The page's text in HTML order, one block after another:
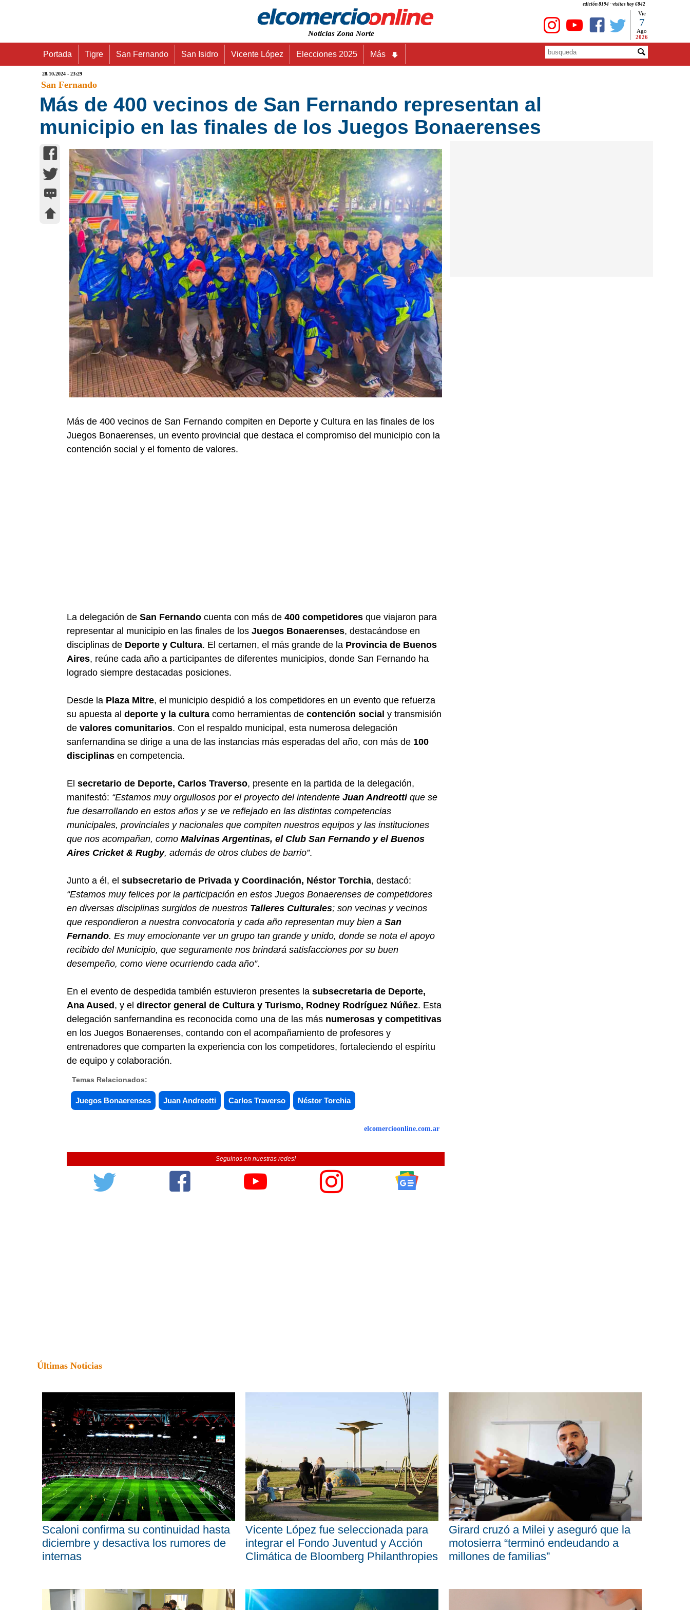
edición 8194 - visitas hoy 6842
Noticias Zona Norte
Vie
7
Ago
2026
Portada Tigre San Fernando San Isidro Vicente López Elecciones 2025 Más
28.10.2024 - 23:29
San Fernando
Más de 400 vecinos de San Fernando representan al
municipio en las finales de los Juegos Bonaerenses
Más de 400 vecinos de San Fernando compiten en Deporte y Cultura en las finales de los
Juegos Bonaerenses, un evento provincial que destaca el compromiso del municipio con la
contención social y el fomento de valores.
La delegación de San Fernando cuenta con más de 400 competidores que viajaron para
representar al municipio en las finales de los Juegos Bonaerenses, destacándose en
disciplinas de Deporte y Cultura. El certamen, el más grande de la Provincia de Buenos
Aires, reúne cada año a participantes de diferentes municipios, donde San Fernando ha
logrado siempre destacadas posiciones.
Desde la Plaza Mitre, el municipio despidió a los competidores en un evento que refuerza
su apuesta al deporte y la cultura como herramientas de contención social y transmisión
de valores comunitarios. Con el respaldo municipal, esta numerosa delegación
sanfernandina se dirige a una de las instancias más esperadas del año, con más de 100
disciplinas en competencia.
El secretario de Deporte, Carlos Traverso, presente en la partida de la delegación,
manifestó: “Estamos muy orgullosos por el proyecto del intendente Juan Andreottique se
fue desarrollando en estos años y se ve reflejado en las distintas competencias
municipales, provinciales y nacionales que compiten nuestros equipos y las instituciones
que nos acompañan, como Malvinas Argentinas, el Club San Fernando y el Buenos
Aires Cricket & Rugby, además de otros clubes de barrio”.
Junto a él, el subsecretario de Privada y Coordinación, Néstor Torchia, destacó:
“Estamos muy felices por la participación en estos Juegos Bonaerenses de competidores
en diversas disciplinas surgidos de nuestros Talleres Culturales; son vecinas y vecinos
que respondieron a nuestra convocatoria y cada año representan muy bien a San
Fernando. Es muy emocionante ver un grupo tan grande y unido, donde se nota el apoyo
recibido del Municipio, que seguramente nos brindará satisfacciones por su buen
desempeño, como viene ocurriendo cada año”.
En el evento de despedida también estuvieron presentes la subsecretaria de Deporte,
Ana Aused , y el director general de Cultura y Turismo, Rodney Rodríguez Núñez. Esta
delegación sanfernandina es reconocida como una de las más numerosas y competitivas
en los Juegos Bonaerenses, contando con el acompañamiento de profesores y
entrenadores que comparten la experiencia con los competidores, fortaleciendo el espíritu
de equipo y colaboración.
Temas Relacionados:
Juegos Bonaerenses Juan Andreotti Carlos Traverso Néstor Torchia
elcomercioonline.com.ar
Seguinos en nuestras redes!
Últimas Noticias
Scaloni confirma su continuidad hasta
diciembre y desactiva los rumores de
internas
Vicente López fue seleccionada para
integrar el Fondo Juventud y Acción
Climática de Bloomberg Philanthropies
Girard cruzó a Milei y aseguró que la
motosierra “terminó endeudando a
millones de familias”